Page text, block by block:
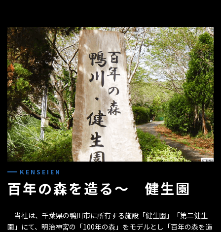
KENSEIEN
百年の森を造る～ 健生園
当社は、千葉県の鴨川市に所有する施設「健生園」「第二健生
園」にて、明治神宮の「100年の森」をモデルとし「百年の森を造